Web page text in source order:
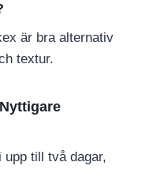
är bra alternativ
textur.
till två dagar,